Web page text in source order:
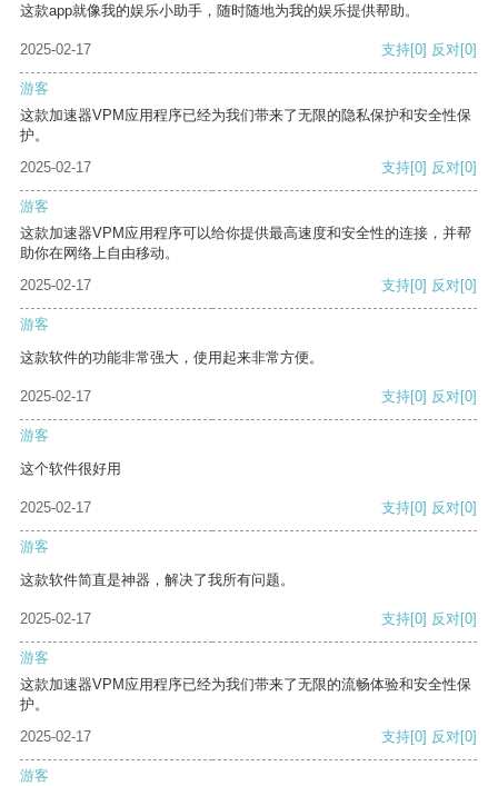
这款app就像我的娱乐小助手，随时随地为我的娱乐提供帮助。
2025-02-17 支持[0] 反对[0]
游客
这款加速器VPM应用程序已经为我们带来了无限的隐私保护和安全性保
护。
2025-02-17
支持[0] 反对[0]
游客
这款加速器VPM应用程序可以给你提供最高速度和安全性的连接，并帮
助你在网络上自由移动。
2025-02-17
支持[0] 反对[0]
游客
这款软件的功能非常强大，使用起来非常方便。
2025-02-17 支持[0] 反对[0]
游客
这个软件很好用
2025-02-17 支持[0] 反对[0]
游客
这款软件简直是神器，解决了我所有问题。
2025-02-17 支持[0] 反对[0]
游客
这款加速器VPM应用程序已经为我们带来了无限的流畅体验和安全性保
护。
2025-02-17
支持[0] 反对[0]
游客